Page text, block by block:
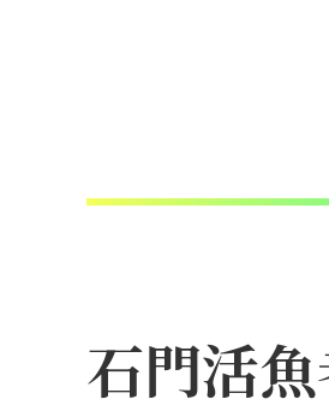
石門活